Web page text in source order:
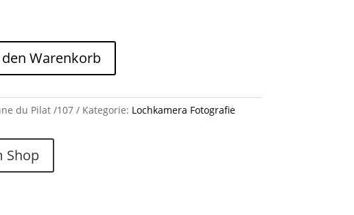
den Warenkorb
du Pilat /107 Kategorie: Lochkamera Fotografie
Shop